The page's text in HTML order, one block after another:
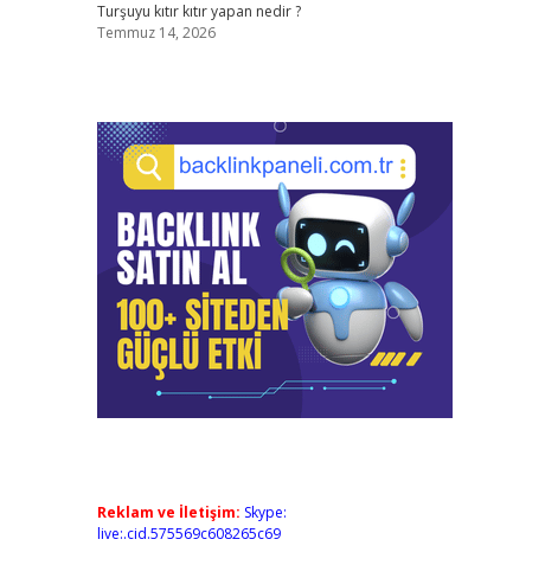
Turşuyu kıtır kıtır yapan nedir ?
Temmuz 14, 2026
Reklam ve İletişim: Skype:
live:.cid.575569c608265c69